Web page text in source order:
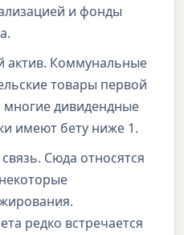
и фонды
Коммунальные
товары первой
дивидендные
имеют бету ниже 1.
Сюда относятся
редко встречается